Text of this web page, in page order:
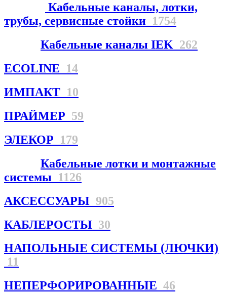
Кабельные каналы, лотки,
трубы, сервисные стойки 1754
Кабельные каналы IEK 262
ECOLINE 14
ИМПАКТ 10
ПРАЙМЕР 59
ЭЛЕКОР 179
Кабельные лотки и монтажные
системы 1126
АКСЕССУАРЫ 905
КАБЛЕРОСТЫ 30
НАПОЛЬНЫЕ СИСТЕМЫ (ЛЮЧКИ)
11
НЕПЕРФОРИРОВАННЫЕ 46